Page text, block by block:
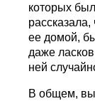
которых
ее домой,
даже
ней
В общем,